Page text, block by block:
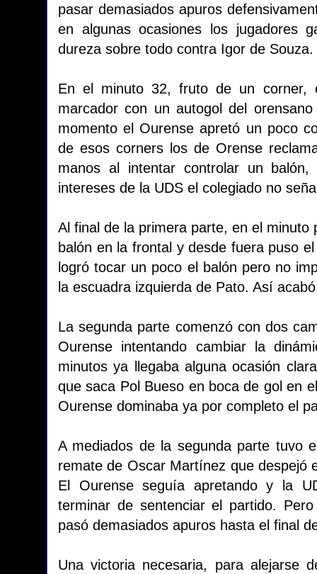
pasar demasiados apuros
en algunas ocasiones los jugadores
dureza sobre todo contra Igor de Souza.
En el minuto 32, fruto de un corner,
marcador con un autogol del
momento el Ourense apretó un poco
de esos corners los de Orense
manos al intentar controlar un
intereses de la UDS el colegiado no
Al final de la primera parte, en el minuto
balón en la frontal y desde fuera puso
logró tocar un poco el balón pero no
la escuadra izquierda de Pato. Así
La segunda parte comenzó con dos
Ourense intentando cambiar la
minutos ya llegaba alguna ocasión
que saca Pol Bueso en boca de gol en
Ourense dominaba ya por completo el
A mediados de la segunda parte tuvo
remate de Oscar Martínez que despejó
El Ourense seguía apretando y la
terminar de sentenciar el partido.
pasó demasiados apuros hasta el final
Una victoria necesaria, para alejarse